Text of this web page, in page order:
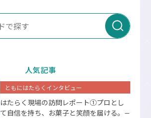
人気記事
ともにはたらくインタビュー
はたらく現場の訪問レポート①プロとし
て⾃信を持ち、お菓⼦と笑顔を届ける。
ー